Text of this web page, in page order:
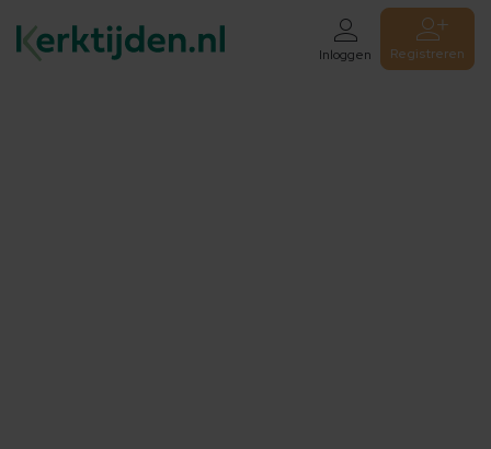
Inloggen Registreren